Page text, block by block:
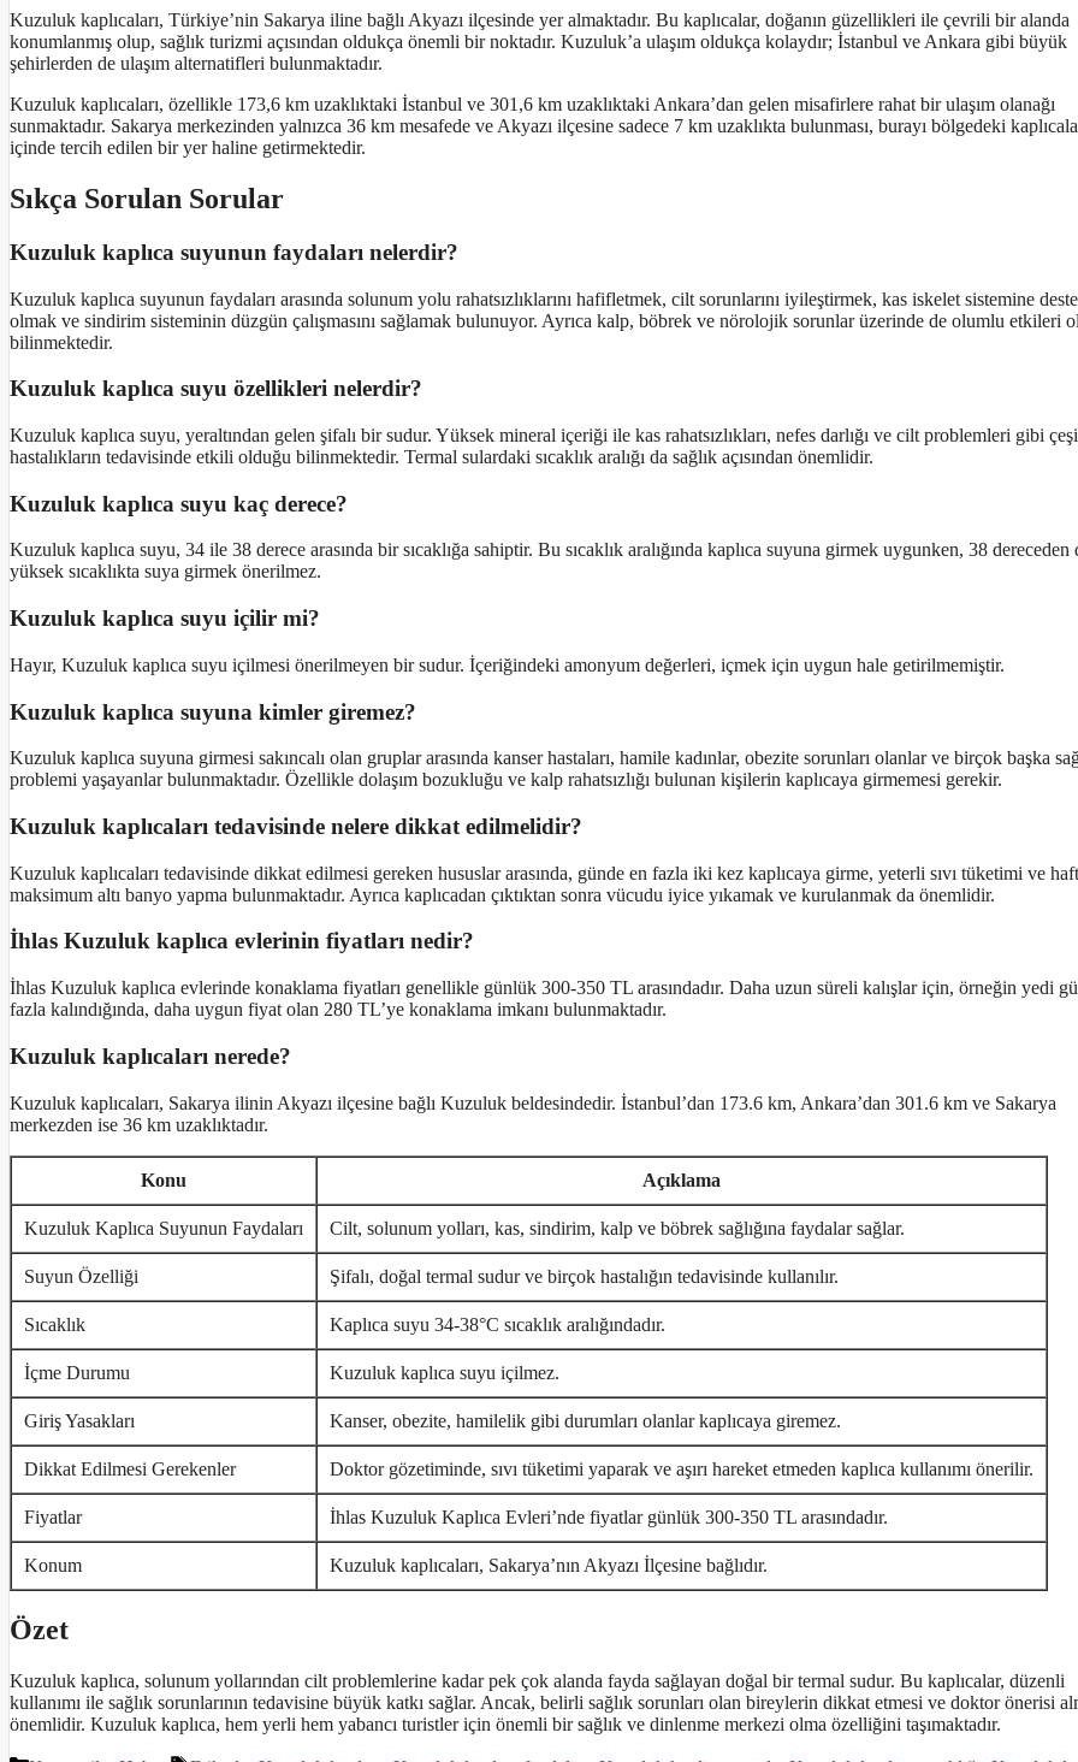
Kuzuluk kaplıcaları, Türkiye’nin Sakarya iline bağlı Akyazı ilçesinde yer almaktadır. Bu kaplıcalar, doğanın güzellikleri ile çevrili bir alanda
konumlanmış olup, sağlık turizmi açısından oldukça önemli bir noktadır. Kuzuluk’a ulaşım oldukça kolaydır; İstanbul ve Ankara gibi büyük
şehirlerden de ulaşım alternatifleri bulunmaktadır.
Kuzuluk kaplıcaları, özellikle 173,6 km uzaklıktaki İstanbul ve 301,6 km uzaklıktaki Ankara’dan gelen misafirlere rahat bir ulaşım olanağı
sunmaktadır. Sakarya merkezinden yalnızca 36 km mesafede ve Akyazı ilçesine sadece 7 km uzaklıkta bulunması, burayı bölgedeki
içinde tercih edilen bir yer haline getirmektedir.
Sıkça Sorulan Sorular
Kuzuluk kaplıca suyunun faydaları nelerdir?
Kuzuluk kaplıca suyunun faydaları arasında solunum yolu rahatsızlıklarını hafifletmek, cilt sorunlarını iyileştirmek, kas iskelet sistemine
olmak ve sindirim sisteminin düzgün çalışmasını sağlamak bulunuyor. Ayrıca kalp, böbrek ve nörolojik sorunlar üzerinde de olumlu etkileri
bilinmektedir.
Kuzuluk kaplıca suyu özellikleri nelerdir?
Kuzuluk kaplıca suyu, yeraltından gelen şifalı bir sudur. Yüksek mineral içeriği ile kas rahatsızlıkları, nefes darlığı ve cilt problemleri gibi
hastalıkların tedavisinde etkili olduğu bilinmektedir. Termal sulardaki sıcaklık aralığı da sağlık açısından önemlidir.
Kuzuluk kaplıca suyu kaç derece?
Kuzuluk kaplıca suyu, 34 ile 38 derece arasında bir sıcaklığa sahiptir. Bu sıcaklık aralığında kaplıca suyuna girmek uygunken, 38 dereceden
yüksek sıcaklıkta suya girmek önerilmez.
Kuzuluk kaplıca suyu içilir mi?
Hayır, Kuzuluk kaplıca suyu içilmesi önerilmeyen bir sudur. İçeriğindeki amonyum değerleri, içmek için uygun hale getirilmemiştir.
Kuzuluk kaplıca suyuna kimler giremez?
Kuzuluk kaplıca suyuna girmesi sakıncalı olan gruplar arasında kanser hastaları, hamile kadınlar, obezite sorunları olanlar ve birçok başka
problemi yaşayanlar bulunmaktadır. Özellikle dolaşım bozukluğu ve kalp rahatsızlığı bulunan kişilerin kaplıcaya girmemesi gerekir.
Kuzuluk kaplıcaları tedavisinde nelere dikkat edilmelidir?
Kuzuluk kaplıcaları tedavisinde dikkat edilmesi gereken hususlar arasında, günde en fazla iki kez kaplıcaya girme, yeterli sıvı tüketimi ve
maksimum altı banyo yapma bulunmaktadır. Ayrıca kaplıcadan çıktıktan sonra vücudu iyice yıkamak ve kurulanmak da önemlidir.
İhlas Kuzuluk kaplıca evlerinin fiyatları nedir?
İhlas Kuzuluk kaplıca evlerinde konaklama fiyatları genellikle günlük 300-350 TL arasındadır. Daha uzun süreli kalışlar için, örneğin yedi
fazla kalındığında, daha uygun fiyat olan 280 TL’ye konaklama imkanı bulunmaktadır.
Kuzuluk kaplıcaları nerede?
Kuzuluk kaplıcaları, Sakarya ilinin Akyazı ilçesine bağlı Kuzuluk beldesindedir. İstanbul’dan 173.6 km, Ankara’dan 301.6 km ve Sakarya
merkezden ise 36 km uzaklıktadır.
Konu Açıklama
Kuzuluk Kaplıca Suyunun Faydaları Cilt, solunum yolları, kas, sindirim, kalp ve böbrek sağlığına faydalar sağlar.
Suyun Özelliği Şifalı, doğal termal sudur ve birçok hastalığın tedavisinde kullanılır.
Sıcaklık Kaplıca suyu 34-38°C sıcaklık aralığındadır.
İçme Durumu Kuzuluk kaplıca suyu içilmez.
Giriş Yasakları Kanser, obezite, hamilelik gibi durumları olanlar kaplıcaya giremez.
Dikkat Edilmesi Gerekenler Doktor gözetiminde, sıvı tüketimi yaparak ve aşırı hareket etmeden kaplıca kullanımı önerilir.
Fiyatlar İhlas Kuzuluk Kaplıca Evleri’nde fiyatlar günlük 300-350 TL arasındadır.
Konum Kuzuluk kaplıcaları, Sakarya’nın Akyazı İlçesine bağlıdır.
Özet
Kuzuluk kaplıca, solunum yollarından cilt problemlerine kadar pek çok alanda fayda sağlayan doğal bir termal sudur. Bu kaplıcalar, düzenli
kullanımı ile sağlık sorunlarının tedavisine büyük katkı sağlar. Ancak, belirli sağlık sorunları olan bireylerin dikkat etmesi ve doktor önerisi
önemlidir. Kuzuluk kaplıca, hem yerli hem yabancı turistler için önemli bir sağlık ve dinlenme merkezi olma özelliğini taşımaktadır.